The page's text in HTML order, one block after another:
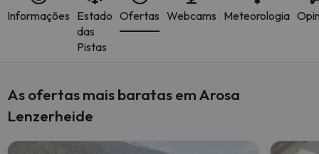
Informações Estado
das
Pistas
Ofertas Webcams Meteorologia
As ofertas mais baratas em Arosa
Lenzerheide